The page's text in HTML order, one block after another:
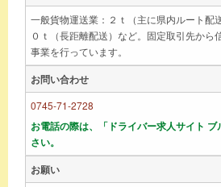
一般貨物運送業：２ｔ（主に県内ルート配
０ｔ（長距離配送）など。固定取引先から
事業を行っています。
お問い合わせ
0745-71-2728
お電話の際は、「ドライバー求人サイト
さい。
お願い